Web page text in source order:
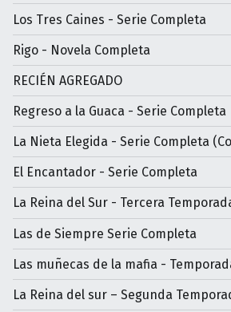
Los Tres Caines - Serie Completa
Rigo - Novela Completa
RECIÉN AGREGADO
Regreso a la Guaca - Serie Completa
La Nieta Elegida - Serie Completa
El Encantador - Serie Completa
La Reina del Sur - Tercera
Las de Siempre Serie Completa
Las muñecas de la mafia -
La Reina del sur – Segunda